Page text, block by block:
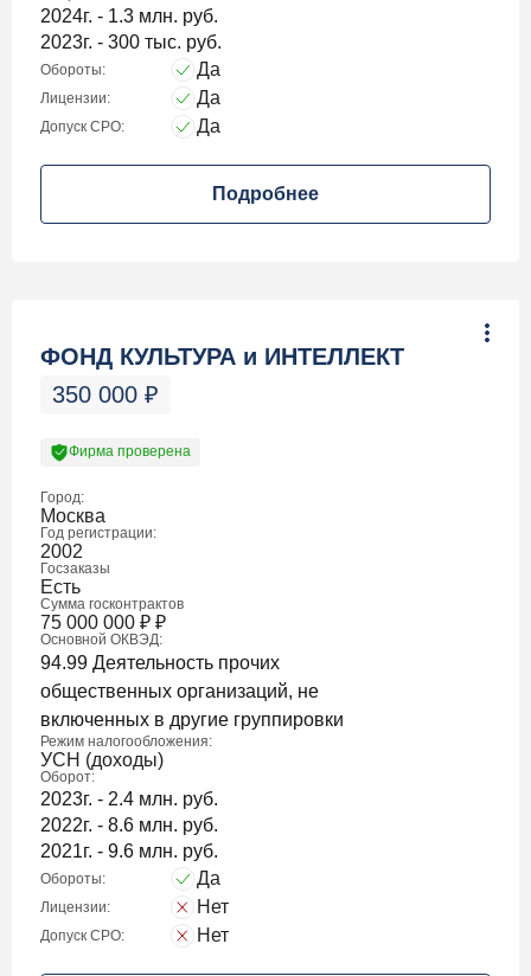
2024г. - 1.3 млн. руб.
2023г. - 300 тыс. руб.
Обороты: Да
Лицензии: Да
Допуск СРО: Да
Подробнее
ФОНД КУЛЬТУРА и ИНТЕЛЛЕКТ
350 000 ₽
Фирма проверена
Город:
Москва
Год регистрации:
2002
Госзаказы
Есть
Сумма госконтрактов
75 000 000 ₽ ₽
Основной ОКВЭД:
94.99 Деятельность прочих
общественных организаций, не
включенных в другие группировки
Режим налогообложения:
УСН (доходы)
Оборот:
2023г. - 2.4 млн. руб.
2022г. - 8.6 млн. руб.
2021г. - 9.6 млн. руб.
Обороты: Да
Лицензии: Нет
Допуск СРО: Нет